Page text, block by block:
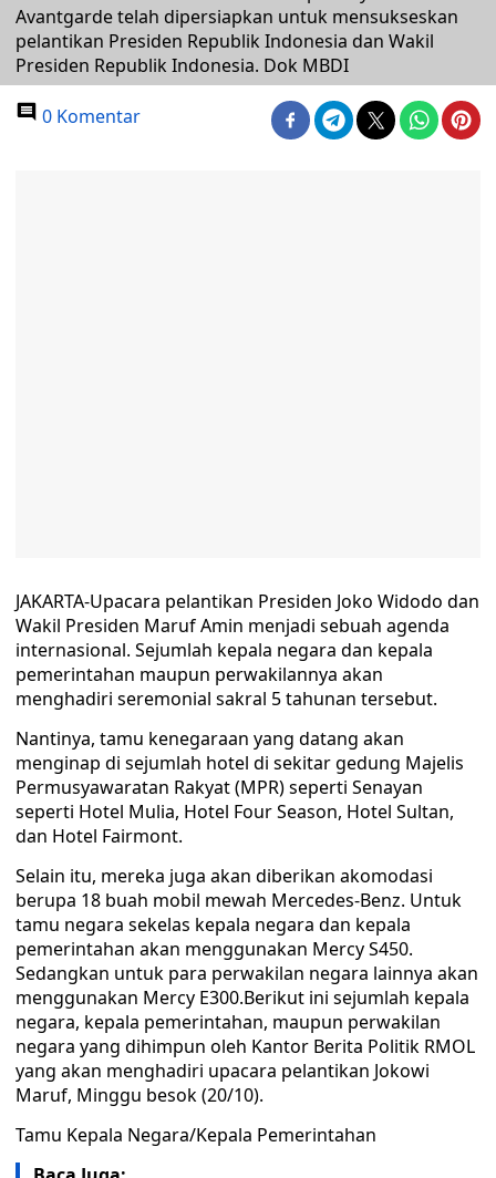
Avantgarde telah dipersiapkan untuk mensukseskan
pelantikan Presiden Republik Indonesia dan Wakil
Presiden Republik Indonesia. Dok MBDI
0 Komentar
JAKARTA-Upacara pelantikan Presiden Joko Widodo dan
Wakil Presiden Maruf Amin menjadi sebuah agenda
internasional. Sejumlah kepala negara dan kepala
pemerintahan maupun perwakilannya akan
menghadiri seremonial sakral 5 tahunan tersebut.
Nantinya, tamu kenegaraan yang datang akan
menginap di sejumlah hotel di sekitar gedung Majelis
Permusyawaratan Rakyat (MPR) seperti Senayan
seperti Hotel Mulia, Hotel Four Season, Hotel Sultan,
dan Hotel Fairmont.
Selain itu, mereka juga akan diberikan akomodasi
berupa 18 buah mobil mewah Mercedes-Benz. Untuk
tamu negara sekelas kepala negara dan kepala
pemerintahan akan menggunakan Mercy S450.
Sedangkan untuk para perwakilan negara lainnya akan
menggunakan Mercy E300.Berikut ini sejumlah kepala
negara, kepala pemerintahan, maupun perwakilan
negara yang dihimpun oleh Kantor Berita Politik RMOL
yang akan menghadiri upacara pelantikan Jokowi
Maruf, Minggu besok (20/10).
Tamu Kepala Negara/Kepala Pemerintahan